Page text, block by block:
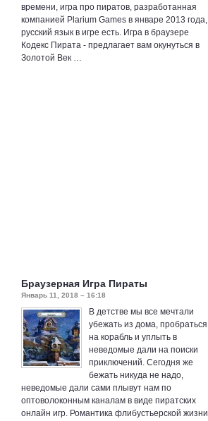
времени, игра про пиратов, разработанная
компанией Plarium Games в январе 2013 года,
русский язык в игре есть. Игра в браузере
Кодекс Пирата - предлагает вам окунуться в
Золотой Век …
Браузерная Игра Пираты
Январь 11, 2018 – 16:18
В детстве мы все мечтали
убежать из дома, пробраться
на корабль и уплыть в
неведомые дали на поиски
приключений. Сегодня же
бежать никуда не надо,
неведомые дали сами плывут нам по
оптоволоконным каналам в виде пиратских
онлайн игр. Романтика флибустьерской жизни